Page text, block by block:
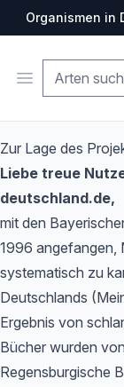
Organismen in
Open menu
Zur Lage des
Liebe treue
deutschland.de,
mit den
1996 angefangen,
systematisch zu
Deutschlands
Ergebnis von
Bücher wurden
Regensburgische